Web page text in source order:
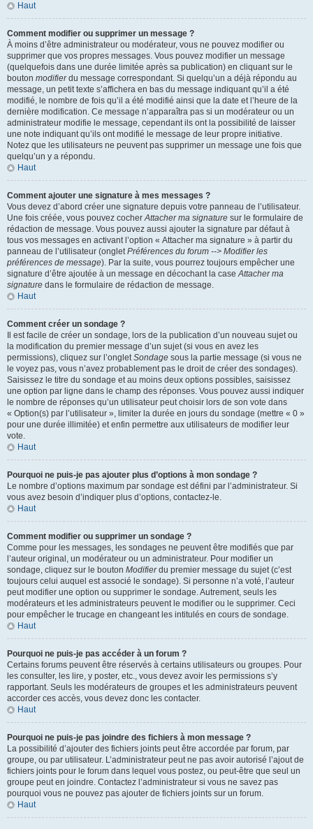
Haut
Comment modifier ou supprimer un message ?
À moins d’être administrateur ou modérateur, vous ne pouvez modifier ou
supprimer que vos propres messages. Vous pouvez modifier un message
(quelquefois dans une durée limitée après sa publication) en cliquant sur le
bouton modifierdu message correspondant. Si quelqu’un a déjà répondu au
message, un petit texte s’affichera en bas du message indiquant qu’il a été
modifié, le nombre de fois qu’il a été modifié ainsi que la date et l’heure de la
dernière modification. Ce message n’apparaîtra pas si un modérateur ou un
administrateur modifie le message, cependant ils ont la possibilité de laisser
une note indiquant qu’ils ont modifié le message de leur propre initiative.
Notez que les utilisateurs ne peuvent pas supprimer un message une fois que
quelqu’un y a répondu.
Haut
Comment ajouter une signature à mes messages ?
Vous devez d’abord créer une signature depuis votre panneau de l’utilisateur.
Une fois créée, vous pouvez cocherAttacher ma signature sur le formulaire de
rédaction de message. Vous pouvez aussi ajouter la signature par défaut à
tous vos messages en activant l’option « Attacher ma signature » à partir du
panneau de l’utilisateur (ongletPréférences du forum --> Modifier les
préférences de message). Par la suite, vous pourrez toujours empêcher une
signature d’être ajoutée à un message en décochant la caseAttacher ma
signature dans le formulaire de rédaction de message.
Haut
Comment créer un sondage ?
Il est facile de créer un sondage, lors de la publication d’un nouveau sujet ou
la modification du premier message d’un sujet (si vous en avez les
permissions), cliquez sur l’ongletSondage sous la partie message (si vous ne
le voyez pas, vous n’avez probablement pas le droit de créer des sondages).
Saisissez le titre du sondage et au moins deux options possibles, saisissez
une option par ligne dans le champ des réponses. Vous pouvez aussi indiquer
le nombre de réponses qu’un utilisateur peut choisir lors de son vote dans
« Option(s) par l’utilisateur », limiter la durée en jours du sondage (mettre « 0 »
pour une durée illimitée) et enfin permettre aux utilisateurs de modifier leur
vote.
Haut
Pourquoi ne puis-je pas ajouter plus d’options à mon sondage ?
Le nombre d’options maximum par sondage est défini par l’administrateur. Si
vous avez besoin d’indiquer plus d’options, contactez-le.
Haut
Comment modifier ou supprimer un sondage ?
Comme pour les messages, les sondages ne peuvent être modifiés que par
l’auteur original, un modérateur ou un administrateur. Pour modifier un
sondage, cliquez sur le bouton Modifierdu premier message du sujet (c’est
toujours celui auquel est associé le sondage). Si personne n’a voté, l’auteur
peut modifier une option ou supprimer le sondage. Autrement, seuls les
modérateurs et les administrateurs peuvent le modifier ou le supprimer. Ceci
pour empêcher le trucage en changeant les intitulés en cours de sondage.
Haut
Pourquoi ne puis-je pas accéder à un forum ?
Certains forums peuvent être réservés à certains utilisateurs ou groupes. Pour
les consulter, les lire, y poster, etc., vous devez avoir les permissions s’y
rapportant. Seuls les modérateurs de groupes et les administrateurs peuvent
accorder ces accès, vous devez donc les contacter.
Haut
Pourquoi ne puis-je pas joindre des fichiers à mon message ?
La possibilité d’ajouter des fichiers joints peut être accordée par forum, par
groupe, ou par utilisateur. L’administrateur peut ne pas avoir autorisé l’ajout de
fichiers joints pour le forum dans lequel vous postez, ou peut-être que seul un
groupe peut en joindre. Contactez l’administrateur si vous ne savez pas
pourquoi vous ne pouvez pas ajouter de fichiers joints sur un forum.
Haut